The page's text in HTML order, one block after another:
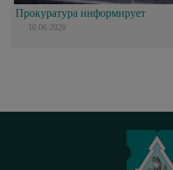
Прокуратура информирует
10.06.2026